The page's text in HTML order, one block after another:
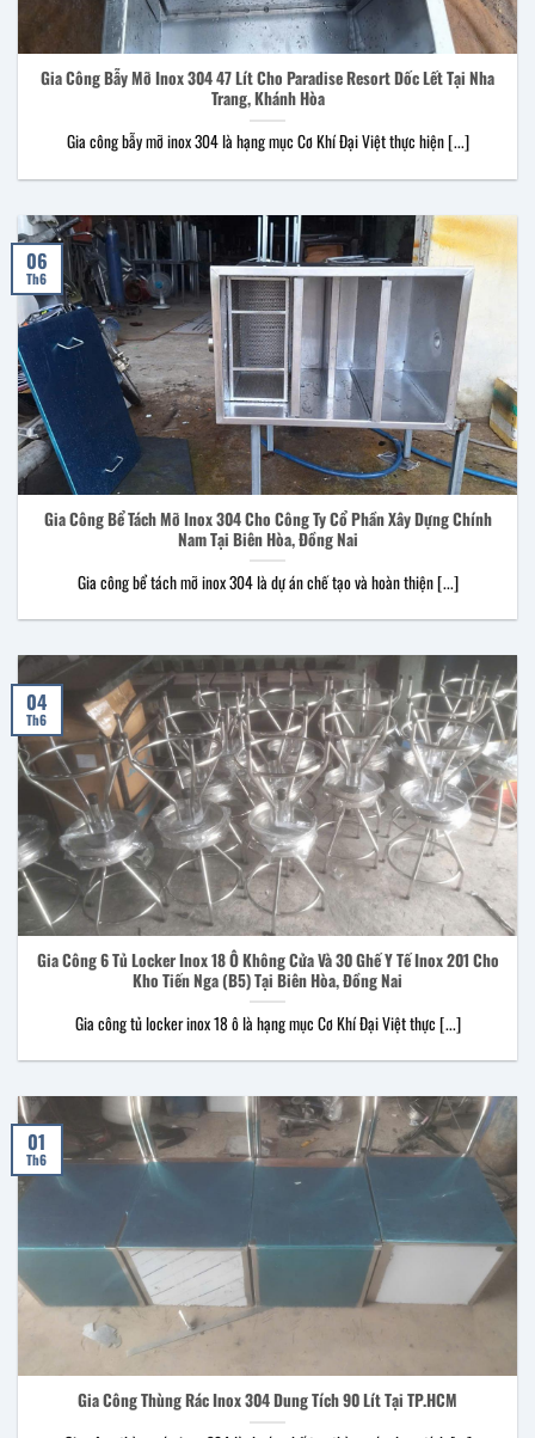
Gia Công Bẫy Mỡ Inox 304 47 Lít Cho Paradise Resort Dốc Lết Tại Nha
Trang, Khánh Hòa
Gia công bẫy mỡ inox 304 là hạng mục Cơ Khí Đại Việt thực hiện [...]
Gia Công Bể Tách Mỡ Inox 304 Cho Công Ty Cổ Phần Xây Dựng Chính
Nam Tại Biên Hòa, Đồng Nai
Gia công bể tách mỡ inox 304 là dự án chế tạo và hoàn thiện [...]
06
Th6
Gia Công 6 Tủ Locker Inox 18 Ô Không Cửa Và 30 Ghế Y Tế Inox 201 Cho
Kho Tiến Nga (B5) Tại Biên Hòa, Đồng Nai
Gia công tủ locker inox 18 ô là hạng mục Cơ Khí Đại Việt thực [...]
04
Th6
Gia Công Thùng Rác Inox 304 Dung Tích 90 Lít Tại TP.HCM
01
Th6